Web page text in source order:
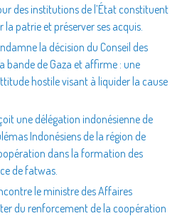
des institutions de l’État constituent
patrie et préserver ses acquis.
la décision du Conseil des
bande de Gaza et affirme : une
hostile visant à liquider la cause
une délégation indonésienne de
Indonésiens de la région de
dans la formation des
de fatwas.
le ministre des Affaires
du renforcement de la coopération